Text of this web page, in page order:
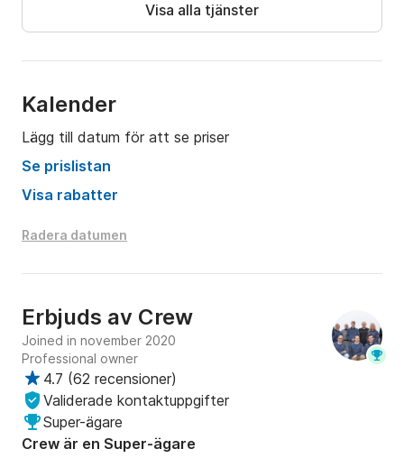
Visa alla tjänster
Kalender
Lägg till datum för att se priser
Se prislistan
Visa rabatter
Radera datumen
Erbjuds av Crew
Joined in november 2020
Professional owner
4.7 (62 recensioner)
Validerade kontaktuppgifter
Super-ägare
Crew är en Super-ägare